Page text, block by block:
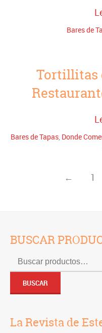
Bares de
Tortillitas
Bares de Tapas, Donde
← 1
BUSCAR
Buscar
por:
BUSCAR
La Revista de